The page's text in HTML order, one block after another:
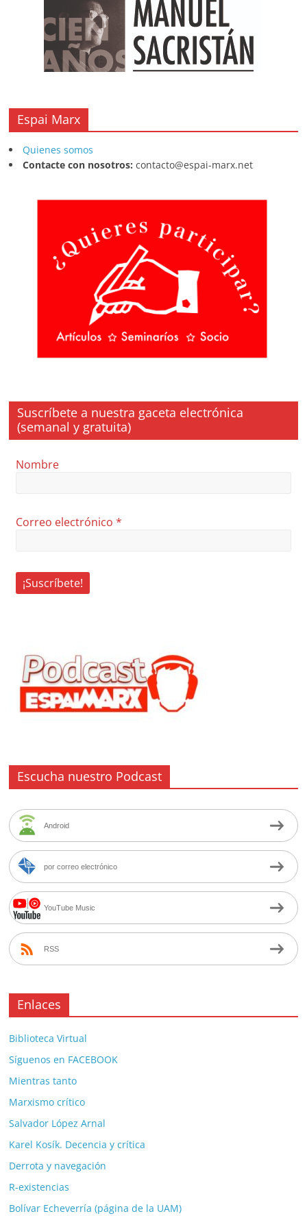
Espai Marx
Quienes somos
Contacte con nosotros: contacto@espai-marx.net
Suscríbete a nuestra gaceta electrónica
(semanal y gratuita)
Nombre
Correo electrónico*
Escucha nuestro Podcast
Android
por correo electrónico
YouTube Music
RSS
Enlaces
Biblioteca Virtual
Síguenos en FACEBOOK
Mientras tanto
Marxismo crítico
Salvador López Arnal
Karel Kosík. Decencia y crítica
Derrota y navegación
R-existencias
Bolívar Echeverría (página de la UAM)